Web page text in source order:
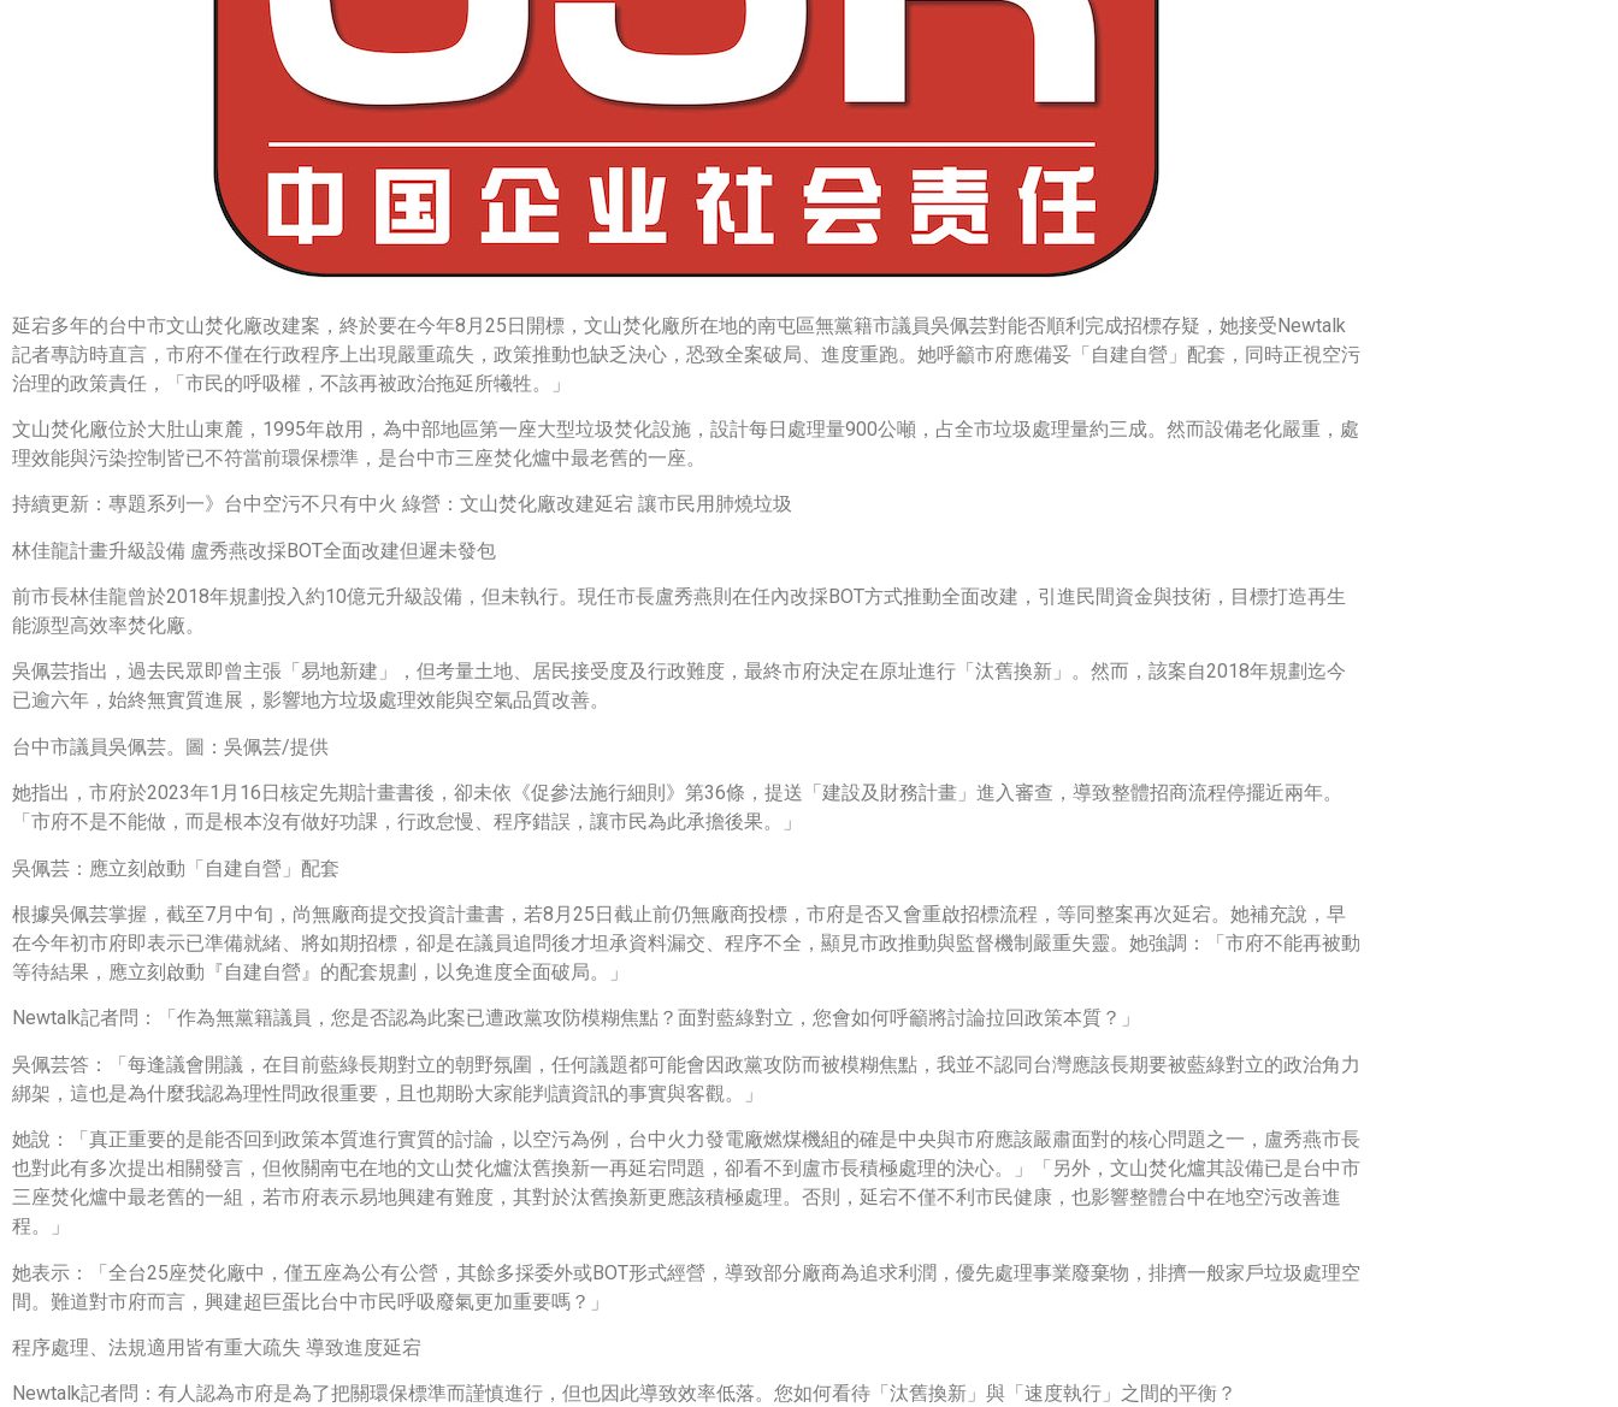
延宕多年的台中市文山焚化廠改建案，終於要在今年8月25日開標，文山焚化廠所在地的南屯區無黨籍市議員吳佩芸對能否順利完成招標存疑，她接受Newtalk
記者專訪時直言，市府不僅在行政程序上出現嚴重疏失，政策推動也缺乏決心，恐致全案破局、進度重跑。她呼籲市府應備妥「自建自營」配套，同時正視空污
治理的政策責任，「市民的呼吸權，不該再被政治拖延所犧牲。」
文山焚化廠位於大肚山東麓，1995年啟用，為中部地區第一座大型垃圾焚化設施，設計每日處理量900公噸，占全市垃圾處理量約三成。然而設備老化嚴重，處
理效能與污染控制皆已不符當前環保標準，是台中市三座焚化爐中最老舊的一座。
持續更新：專題系列一》台中空污不只有中火 綠營：文山焚化廠改建延宕 讓市民用肺燒垃圾
林佳龍計畫升級設備 盧秀燕改採BOT全面改建但遲未發包
前市長林佳龍曾於2018年規劃投入約10億元升級設備，但未執行。現任市長盧秀燕則在任內改採BOT方式推動全面改建，引進民間資金與技術，目標打造再生
能源型高效率焚化廠。
吳佩芸指出，過去民眾即曾主張「易地新建」，但考量土地、居民接受度及行政難度，最終市府決定在原址進行「汰舊換新」。然而，該案自2018年規劃迄今
已逾六年，始終無實質進展，影響地方垃圾處理效能與空氣品質改善。
台中市議員吳佩芸。圖：吳佩芸/提供
她指出，市府於2023年1月16日核定先期計畫書後，卻未依《促參法施行細則》第36條，提送「建設及財務計畫」進入審查，導致整體招商流程停擺近兩年。
「市府不是不能做，而是根本沒有做好功課，行政怠慢、程序錯誤，讓市民為此承擔後果。」
吳佩芸：應立刻啟動「自建自營」配套
根據吳佩芸掌握，截至7月中旬，尚無廠商提交投資計畫書，若8月25日截止前仍無廠商投標，市府是否又會重啟招標流程，等同整案再次延宕。她補充說，早
在今年初市府即表示已準備就緒、將如期招標，卻是在議員追問後才坦承資料漏交、程序不全，顯見市政推動與監督機制嚴重失靈。她強調：「市府不能再被動
等待結果，應立刻啟動『自建自營』的配套規劃，以免進度全面破局。」
Newtalk記者問：「作為無黨籍議員，您是否認為此案已遭政黨攻防模糊焦點？面對藍綠對立，您會如何呼籲將討論拉回政策本質？」
吳佩芸答：「每逢議會開議，在目前藍綠長期對立的朝野氛圍，任何議題都可能會因政黨攻防而被模糊焦點，我並不認同台灣應該長期要被藍綠對立的政治角力
綁架，這也是為什麼我認為理性問政很重要，且也期盼大家能判讀資訊的事實與客觀。」
她說：「真正重要的是能否回到政策本質進行實質的討論，以空污為例，台中火力發電廠燃煤機組的確是中央與市府應該嚴肅面對的核心問題之一，盧秀燕市長
也對此有多次提出相關發言，但攸關南屯在地的文山焚化爐汰舊換新一再延宕問題，卻看不到盧市長積極處理的決心。」「另外，文山焚化爐其設備已是台中市
三座焚化爐中最老舊的一組，若市府表示易地興建有難度，其對於汰舊換新更應該積極處理。否則，延宕不僅不利市民健康，也影響整體台中在地空污改善進
程。」
她表示：「全台25座焚化廠中，僅五座為公有公營，其餘多採委外或BOT形式經營，導致部分廠商為追求利潤，優先處理事業廢棄物，排擠一般家戶垃圾處理空
間。難道對市府而言，興建超巨蛋比台中市民呼吸廢氣更加重要嗎？」
程序處理、法規適用皆有重大疏失 導致進度延宕
Newtalk記者問：有人認為市府是為了把關環保標準而謹慎進行，但也因此導致效率低落。您如何看待「汰舊換新」與「速度執行」之間的平衡？